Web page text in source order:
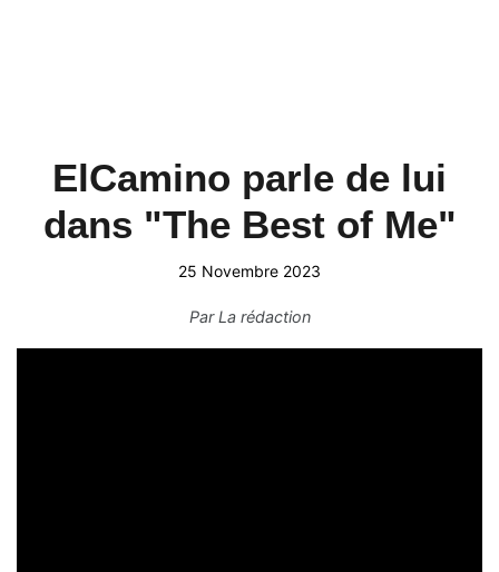
ElCamino parle de lui
dans "The Best of Me"
25 Novembre 2023
ParLa rédaction